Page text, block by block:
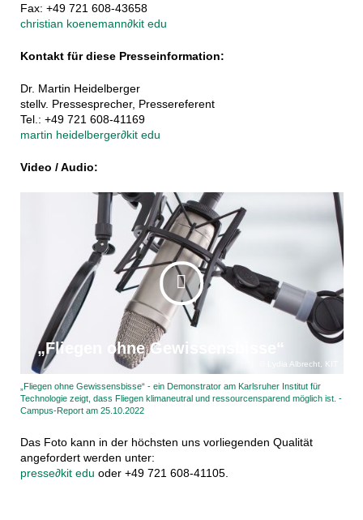
Fax: +49 721 608-43658
christian koenemann∂kit edu
Kontakt für diese Presseinformation:
Dr. Martin Heidelberger
stellv. Pressesprecher, Pressereferent
Tel.: +49 721 608-41169
martin heidelberger∂kit edu
Video / Audio:
„Fliegen ohne Gewissensbisse“
Lydia Albrecht, KIT
„Fliegen ohne Gewissensbisse“ - ein Demonstrator am Karlsruher Institut für
Technologie zeigt, dass Fliegen klimaneutral und ressourcensparend möglich ist. -
Campus-Report am 25.10.2022
Das Foto kann in der höchsten uns vorliegenden Qualität
angefordert werden unter:
presse∂kit edu oder +49 721 608-41105.